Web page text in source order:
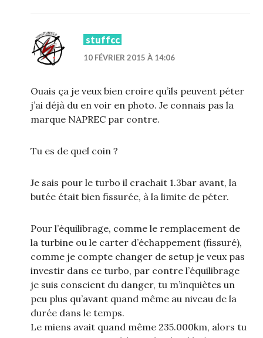
stuffcc
10 FÉVRIER 2015 À 14:06
Ouais ça je veux bien croire qu’ils peuvent péter
j’ai déjà du en voir en photo. Je connais pas la
marque NAPREC par contre.
Tu es de quel coin ?
Je sais pour le turbo il crachait 1.3bar avant, la
butée était bien fissurée, à la limite de péter.
Pour l’équilibrage, comme le remplacement de
la turbine ou le carter d’échappement (fissuré),
comme je compte changer de setup je veux pas
investir dans ce turbo, par contre l’équilibrage
je suis conscient du danger, tu m’inquiètes un
peu plus qu’avant quand même au niveau de la
durée dans le temps.
Le miens avait quand même 235.000km, alors tu